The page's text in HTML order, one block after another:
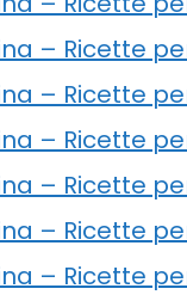
– Ricette
– Ricette
– Ricette
– Ricette
– Ricette
– Ricette